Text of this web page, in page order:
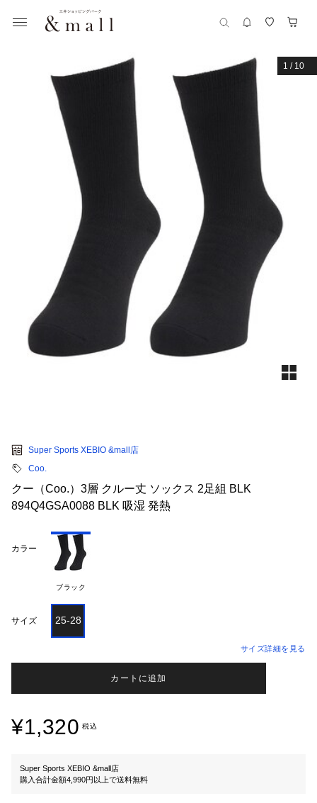
1 / 10
Super Sports XEBIO &mall店
Coo.
クー（Coo.）3層 クルー丈 ソックス 2足組 BLK
894Q4GSA0088 BLK 吸湿 発熱
カラー
ブラック
サイズ 25-28
サイズ詳細を見る
カートに追加
¥1,320 税込
Super Sports XEBIO &mall店
購入合計金額4,990円以上で送料無料